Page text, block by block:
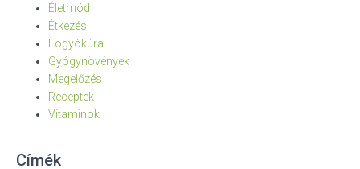
Életmód
Étkezés
Fogyókúra
Gyógynövények
Megelőzés
Receptek
Vitaminok
Címék